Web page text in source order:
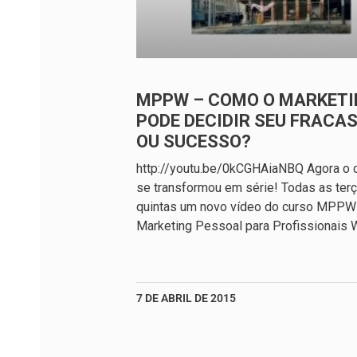
MPPW – COMO O
PODE DECIDIR SEU
OU SUCESSO?
http://youtu.be/0kCGHAiaNBQ Agora o
se transformou em série! Todas as
quintas um novo vídeo do curso
Marketing Pessoal para Profissionais
7 DE ABRIL DE 2015